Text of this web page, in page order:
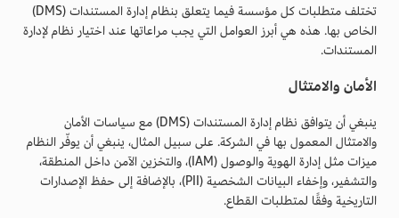
تختلف متطلبات كل مؤسسة فيما يتعلق بنظام إدارة المستندات (DMS)
الخاص بها. هذه هي أبرز العوامل التي يجب مراعاتها عند اختيار نظام لإدارة
المستندات.
الأمان والامتثال
ينبغي أن يتوافق نظام إدارة المستندات (DMS) مع سياسات الأمان
والامتثال المعمول بها في الشركة. على سبيل المثال، ينبغي أن يوفّر النظام
ميزات مثل إدارة الهوية والوصول (IAM)، والتخزين الآمن داخل المنطقة،
والتشفير، وإخفاء البيانات الشخصية (PII)، بالإضافة إلى حفظ الإصدارات
التاريخية وفقًا لمتطلبات القطاع.